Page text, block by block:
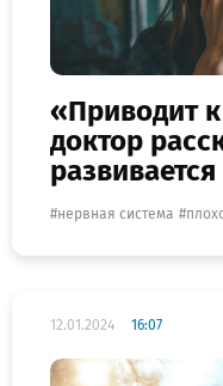
«Приводит
доктор
нервная система
12.01.2024 16:07